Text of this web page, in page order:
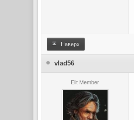
Наверх
vlad56
Elit Member